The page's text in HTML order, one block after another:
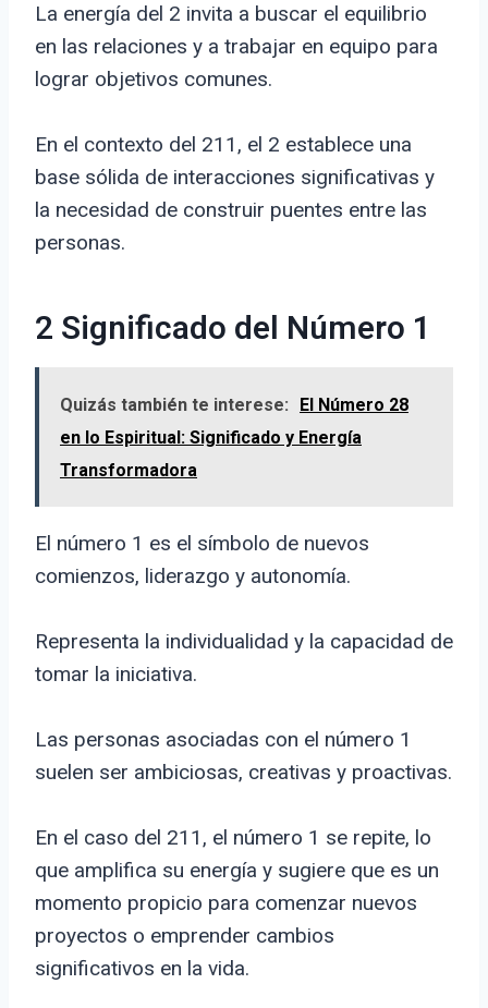
La energía del 2 invita a buscar el equilibrio
en las relaciones y a trabajar en equipo para
lograr objetivos comunes.
En el contexto del 211, el 2 establece una
base sólida de interacciones significativas y
la necesidad de construir puentes entre las
personas.
2 Significado del Número 1
Quizás también te interese:
El Número 28
en lo Espiritual: Significado y Energía
Transformadora
El número 1 es el símbolo de nuevos
comienzos, liderazgo y autonomía.
Representa la individualidad y la capacidad de
tomar la iniciativa.
Las personas asociadas con el número 1
suelen ser ambiciosas, creativas y proactivas.
En el caso del 211, el número 1 se repite, lo
que amplifica su energía y sugiere que es un
momento propicio para comenzar nuevos
proyectos o emprender cambios
significativos en la vida.